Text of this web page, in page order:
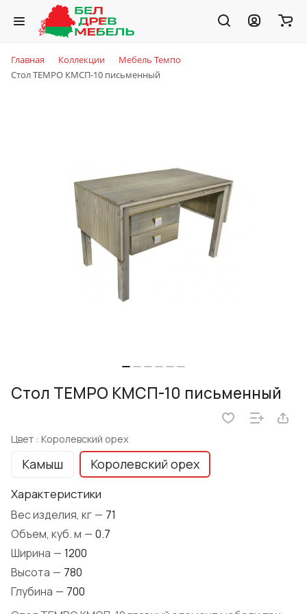
Главная Коллекции
Мебель Темпо
Стол TEMPO КМСП-10 письменный
Стол TEMPO КМСП-10 письменный
Цвет : Королевский орех
Камыш Королевский орех
Характеристики
Вес изделия, кг — 71
Объем, куб. м — 0.7
Ширина — 1200
Высота — 780
Глубина — 700